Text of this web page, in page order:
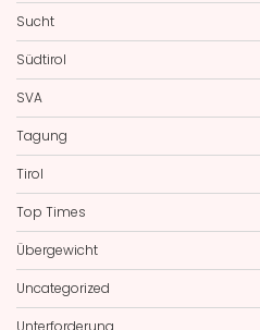
Sucht
Südtirol
SVA
Tagung
Tirol
Top Times
Übergewicht
Uncategorized